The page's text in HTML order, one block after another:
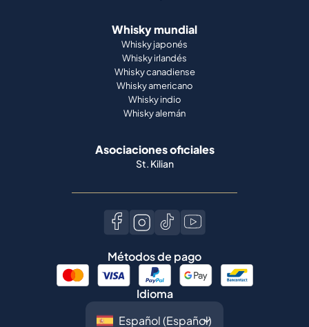
Whisky mundial
Whisky japonés
Whisky irlandés
Whisky canadiense
Whisky americano
Whisky indio
Whisky alemán
Asociaciones oficiales
St. Kilian
Métodos de pago
Idioma